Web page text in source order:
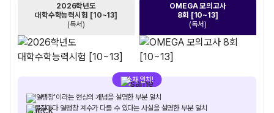
2026학년도
대학수학능력시험 [10~13]
(독서)
OMEGA 모의고사
8회 [10~13]
(독서)
‘열팽창’이라는 현상의 개념을 설명한 부분 일치
물질마다 열팽창 계수가 다를 수 있다는 사실을 설명한 부분 일치
소재 일치!